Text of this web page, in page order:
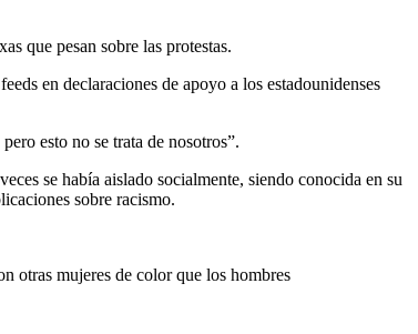
que pesan sobre las protestas.
en declaraciones de apoyo a los estadounidenses
esto no se trata de nosotros”.
se había aislado socialmente, siendo conocida en su
sobre racismo.
otras mujeres de color que los hombres